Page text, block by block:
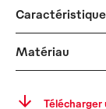
Matériau
Télécharger